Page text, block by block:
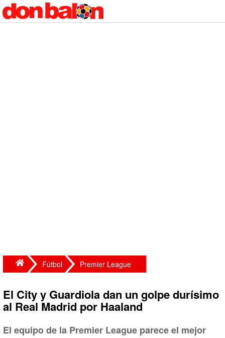
Fútbol Premier League
El City y Guardiola dan un golpe durísimo
al Real Madrid por Haaland
El equipo de la Premier League parece el mejor